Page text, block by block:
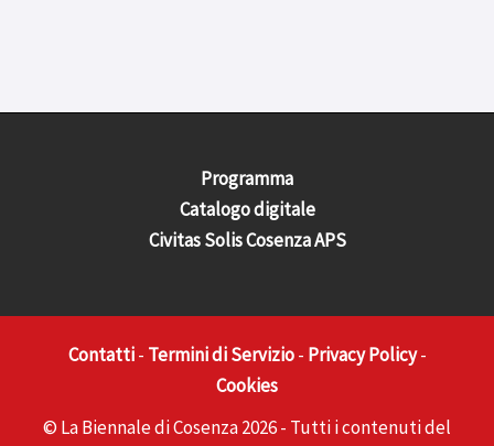
Programma
Catalogo digitale
Civitas Solis Cosenza APS
Contatti - Termini di Servizio - Privacy Policy-
Cookies
© La Biennale di Cosenza 2026 - Tutti i contenuti del